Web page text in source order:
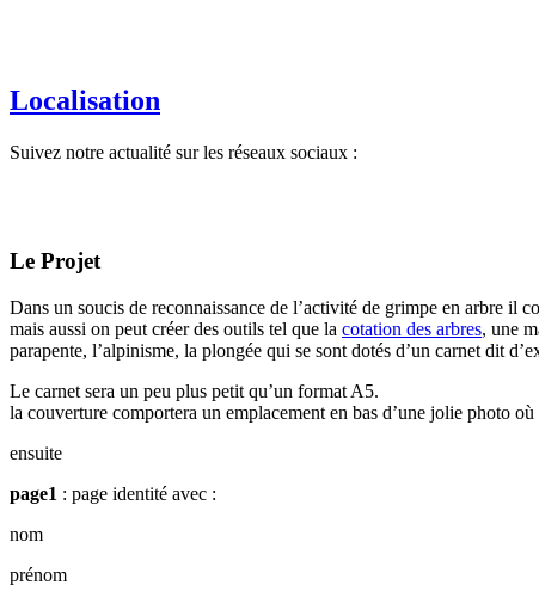
Localisation
Suivez notre actualité sur les réseaux sociaux :
Le Projet
Dans un soucis de reconnaissance de l’activité de grimpe en arbre il
mais aussi on peut créer des outils tel que la cotation des arbres, une
parapente, l’alpinisme, la plongée qui se sont dotés d’un carnet dit
Le carnet sera un peu plus petit qu’un format A5.
la couverture comportera un emplacement en bas d’une jolie photo
ensuite
page1 : page identité avec :
nom
prénom